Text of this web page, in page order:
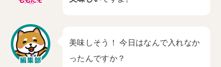
美味しそう！ 今日はなんで入れなか
ったんですか？